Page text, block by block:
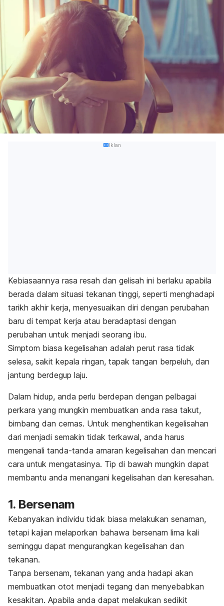
Iklan
Kebiasaannya rasa resah dan gelisah ini berlaku apabila
berada dalam situasi tekanan tinggi, seperti menghadapi
tarikh akhir kerja, menyesuaikan diri dengan perubahan
baru di tempat kerja atau beradaptasi dengan
perubahan untuk menjadi seorang ibu.
Simptom biasa kegelisahan adalah perut rasa tidak
selesa, sakit kepala ringan, tapak tangan berpeluh, dan
jantung berdegup laju.
Dalam hidup, anda perlu berdepan dengan pelbagai
perkara yang mungkin membuatkan anda rasa takut,
bimbang dan cemas. Untuk menghentikan kegelisahan
dari menjadi semakin tidak terkawal, anda harus
mengenali tanda-tanda amaran kegelisahan dan mencari
cara untuk mengatasinya. Tip di bawah mungkin dapat
membantu anda menangani kegelisahan dan keresahan.
1. Bersenam
Kebanyakan individu tidak biasa melakukan senaman,
tetapi kajian melaporkan bahawa bersenam lima kali
seminggu dapat mengurangkan kegelisahan dan
tekanan.
Tanpa bersenam, tekanan yang anda hadapi akan
membuatkan otot menjadi tegang dan menyebabkan
kesakitan. Apabila anda dapat melakukan sedikit